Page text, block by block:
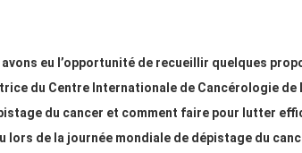
avons eu l’opportunité de recueillir quelques
du Centre Internationale de Cancérologie de
du cancer et comment faire pour lutter
lors de la journée mondiale de dépistage du